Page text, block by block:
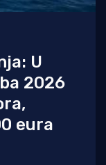
U
2026
eura